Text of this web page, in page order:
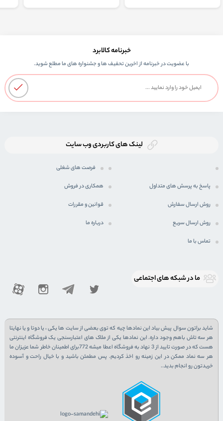
خبرنامه کالابرد
با عضویت در خبرنامه از اخرین تحفیف ها و جشنواره های ما مطلع شوید.
لینک های کاربردی وب سایت
فرصت های شغلی
پاسخ به پرسش های متداول همکاری در فروش
روش ارسال سفارش قوانین و مقررات
روش ارسال سریع درباره ما
تماس با ما
ما در شبكه های اجتماعی
شاید براتون سوال پیش بیاد این نمادها چیه که توی بعضی از سایت ها یکی ، یا دوتا و یا نهایتا
هر سه تاش باهم وجود داره. این نمادها یکی از ملاک های اعتبارسنجی یک فروشگاه اینترنتی
هست که در صورت تایید از 3 نهاد به فروشگاه اعطا میشه 772برای اطمینان خاطر شما عزیزان ما
هر سه نماد ممکن در این زمینه رو اخذ کردیم. پس مطمئن باشید و با خیال راحت و آسوده
خریدتون رو انجام بدید..